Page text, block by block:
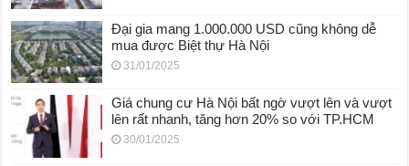
Đại gia mang 1.000.000 USD cũng không dễ
mua được Biệt thự Hà Nội
31/01/2025
Giá chung cư Hà Nội bất ngờ vượt lên và vượt
lên rất nhanh, tăng hơn 20% so với TP.HCM
30/01/2025